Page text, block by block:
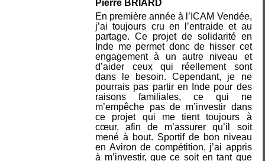
Pierre BRIARD
En première année à l’ICAM Vendée,
j’ai toujours cru en l’entraide et au
partage. Ce projet de solidarité en
Inde me permet donc de hisser cet
engagement à un autre niveau et
d’aider ceux qui réellement sont
dans le besoin. Cependant, je ne
pourrais pas partir en Inde pour des
raisons familiales, ce qui ne
m’empêche pas de m’investir dans
ce projet qui me tient toujours à
cœur, afin de m’assurer qu’il soit
mené à bout. Sportif de bon niveau
en Aviron de compétition, j’ai appris
à m’investir, que ce soit en tant que